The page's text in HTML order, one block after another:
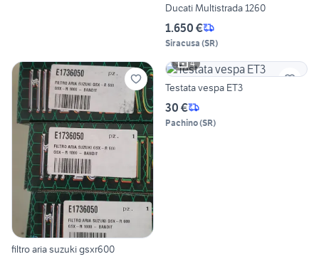
Ducati Multistrada 1260
1.650 €
Siracusa (SR)
filtro aria suzuki gsxr600
4
Testata vespa ET3
30 €
Pachino(SR)